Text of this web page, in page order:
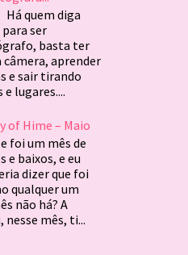
quem diga
para ser
basta ter
câmera, aprender
e sair tirando
lugares....
of Hime – Maio
foi um mês de
e baixos, e eu
dizer que foi
qualquer um
não há? A
nesse mês, ti...